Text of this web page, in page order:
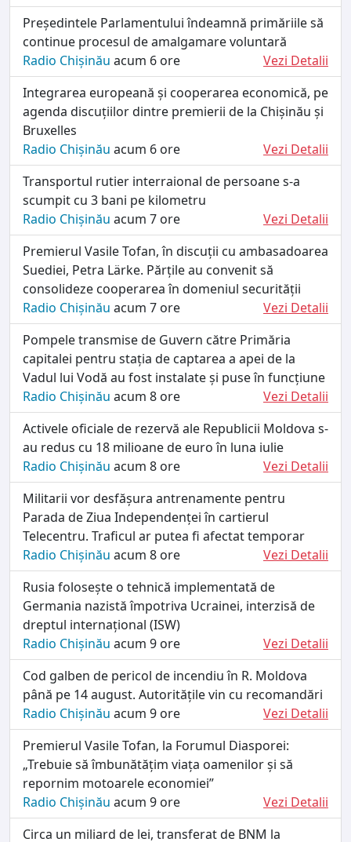
Președintele Parlamentului îndeamnă primăriile să
continue procesul de amalgamare voluntară
Radio Chișinău acum 6 ore
Vezi Detalii
Integrarea europeană și cooperarea economică, pe
agenda discuțiilor dintre premierii de la Chișinău și
Bruxelles
Radio Chișinău acum 6 ore
Vezi Detalii
Transportul rutier interraional de persoane s-a
scumpit cu 3 bani pe kilometru
Radio Chișinău acum 7 ore
Vezi Detalii
Premierul Vasile Tofan, în discuții cu ambasadoarea
Suediei, Petra Lärke. Părțile au convenit să
consolideze cooperarea în domeniul securității
Radio Chișinău acum 7 ore
Vezi Detalii
Pompele transmise de Guvern către Primăria
capitalei pentru stația de captarea a apei de la
Vadul lui Vodă au fost instalate și puse în funcțiune
Radio Chișinău acum 8 ore
Vezi Detalii
Activele oficiale de rezervă ale Republicii Moldova s-
au redus cu 18 milioane de euro în luna iulie
Radio Chișinău acum 8 ore
Vezi Detalii
Militarii vor desfășura antrenamente pentru
Parada de Ziua Independenței în cartierul
Telecentru. Traficul ar putea fi afectat temporar
Radio Chișinău acum 8 ore
Vezi Detalii
Rusia folosește o tehnică implementată de
Germania nazistă împotriva Ucrainei, interzisă de
dreptul internațional (ISW)
Radio Chișinău acum 9 ore
Vezi Detalii
Cod galben de pericol de incendiu în R. Moldova
până pe 14 august. Autoritățile vin cu recomandări
Radio Chișinău acum 9 ore
Vezi Detalii
Premierul Vasile Tofan, la Forumul Diasporei:
„Trebuie să îmbunătățim viața oamenilor și să
repornim motoarele economiei”
Radio Chișinău acum 9 ore
Vezi Detalii
Circa un miliard de lei, transferat de BNM la